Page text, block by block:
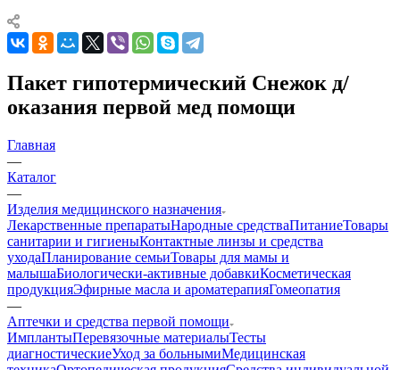
Пакет гипотермический Снежок д/
оказания первой мед помощи
Главная
—
Каталог
—
Изделия медицинского назначения
Лекарственные препаратыНародные средстваПитаниеТовары
санитарии и гигиеныКонтактные линзы и средства
уходаПланирование семьиТовары для мамы и
малышаБиологически-активные добавкиКосметическая
продукцияЭфирные масла и ароматерапияГомеопатия
—
Аптечки и средства первой помощи
ИмплантыПеревязочные материалыТесты
диагностическиеУход за больнымиМедицинская